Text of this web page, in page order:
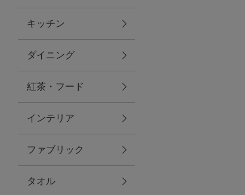
無重力シリーズ
トラベルグッズ
ランチ
バッグ
キッチン・ダイニング
キッチン
ダイニング
紅茶・フード
インテリア
ファブリック
タオル